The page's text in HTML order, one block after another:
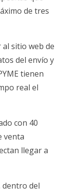
de tres
sitio web de
del envío y
tienen
real el
con 40
venta
llegar a
dentro del